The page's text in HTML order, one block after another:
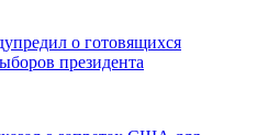
о готовящихся
президента